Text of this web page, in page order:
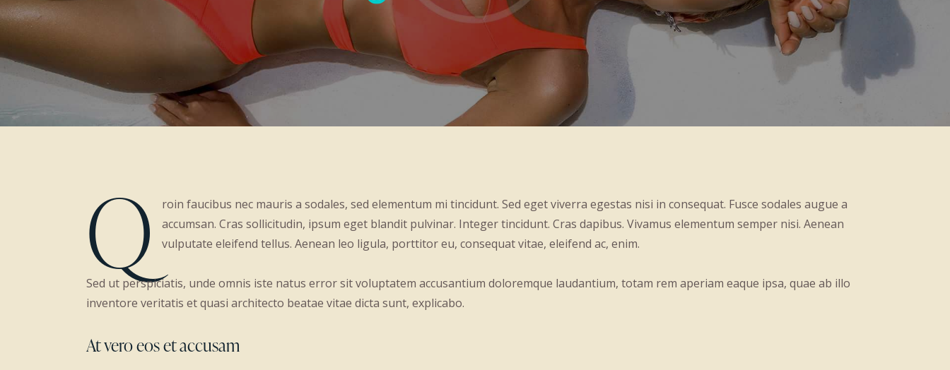
Q
roin faucibus nec mauris a sodales, sed elementum mi tincidunt. Sed eget viverra egestas nisi in consequat. Fusce sodales augue a
accumsan. Cras sollicitudin, ipsum eget blandit pulvinar. Integer tincidunt. Cras dapibus. Vivamus elementum semper nisi. Aenean
vulputate eleifend tellus. Aenean leo ligula, porttitor eu, consequat vitae, eleifend ac, enim.
Sed ut perspiciatis, unde omnis iste natus error sit voluptatem accusantium doloremque laudantium, totam rem aperiam eaque ipsa, quae ab illo
inventore veritatis et quasi architecto beatae vitae dicta sunt, explicabo.
At vero eos et accusam